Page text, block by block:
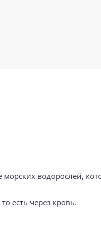
водорослей,
есть через кровь.